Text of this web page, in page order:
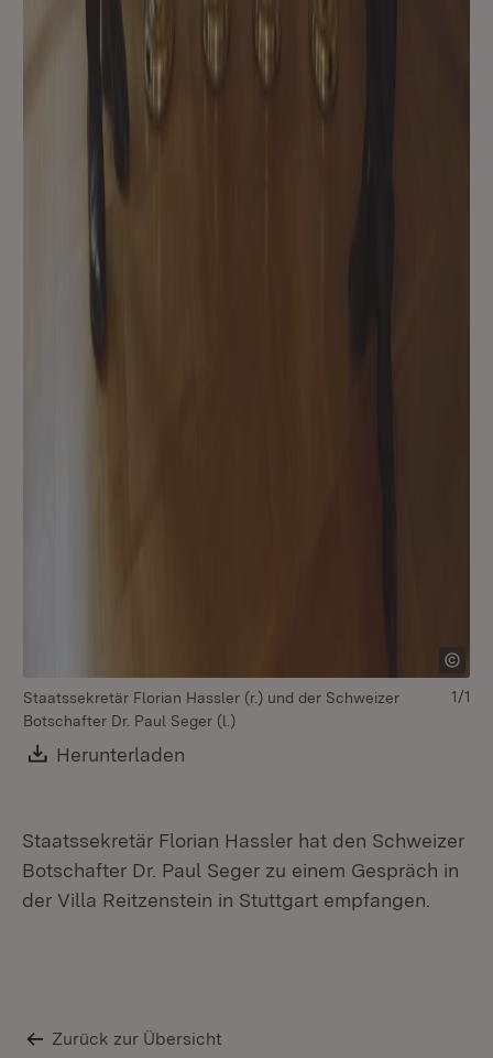
Staatssekretär Florian Hassler (r.) und der Schweizer
Botschafter Dr. Paul Seger (l.)
Download:
Herunterladen
1/1
Staatssekretär Florian Hassler hat den Schweizer
Botschafter Dr. Paul Seger zu einem Gespräch in
der Villa Reitzenstein in Stuttgart empfangen.
Zurück zur Übersicht